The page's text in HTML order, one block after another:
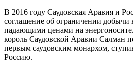
В 2016 году Саудовская Аравия и
соглашение об ограничении добычи
падающими ценами на
король Саудовской Аравии Салман
первым саудовским монархом,
Россию.